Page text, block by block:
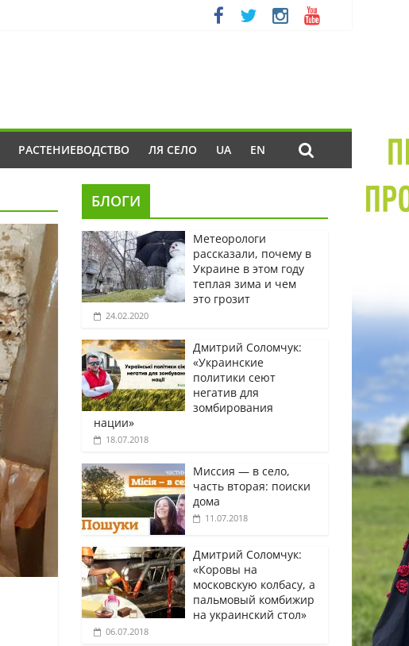
РАСТЕНИЕВОДСТВО ЛЯ СЕЛО UA EN
БЛОГИ
Метеорологи
рассказали, почему в
Украине в этом году
теплая зима и чем
это грозит
24.02.2020
Дмитрий Соломчук:
«Украинские
политики сеют
негатив для
зомбирования
нации»
18.07.2018
Миссия — в село,
часть вторая: поиски
дома
11.07.2018
Дмитрий Соломчук:
«Коровы на
московскую колбасу, а
пальмовый комбижир
на украинский стол»
06.07.2018